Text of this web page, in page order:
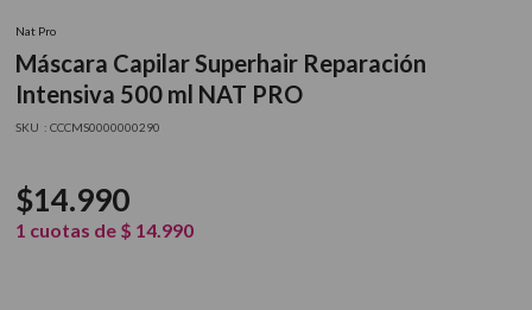
Nat Pro
Máscara Capilar Superhair Reparación
Intensiva 500 ml NAT PRO
: CCCMS0000000290
$14.990
1 cuotas de $ 14.990
2
3. farmavita
6. gama
7. secador